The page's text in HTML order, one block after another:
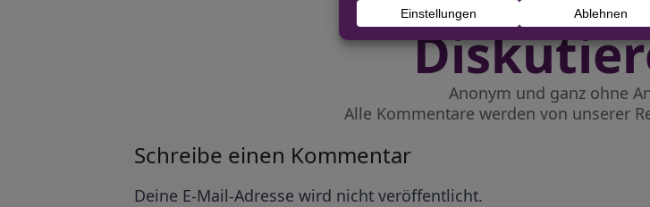
Anonym und ganz ohne
Alle Kommentare werden von unserer
Schreibe einen Kommentar
Deine E-Mail-Adresse wird nicht veröffentlicht.